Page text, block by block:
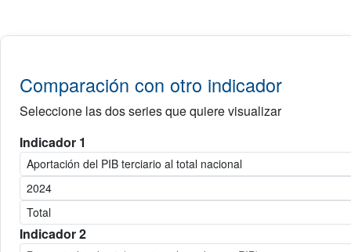
Comparación con otro indicador
Seleccione las dos series que quiere visualizar
Indicador 1
Indicador 2